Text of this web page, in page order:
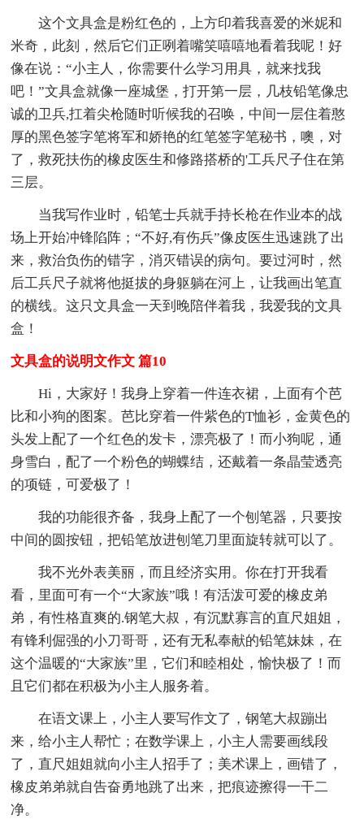
这个文具盒是粉红色的，上方印着我喜爱的米妮和
米奇，此刻，然后它们正咧着嘴笑嘻嘻地看着我呢！好
像在说：“小主人，你需要什么学习用具，就来找我
吧！”文具盒就像一座城堡，打开第一层，几枝铅笔像忠
诚的卫兵,扛着尖枪随时听候我的召唤，中间一层住着憨
厚的黑色签字笔将军和娇艳的红笔签字笔秘书，噢，对
了，救死扶伤的橡皮医生和修路搭桥的'工兵尺子住在第
三层。
当我写作业时，铅笔士兵就手持长枪在作业本的战
场上开始冲锋陷阵；“不好,有伤兵”像皮医生迅速跳了出
来，救治负伤的错字，消灭错误的病句。要过河时，然
后工兵尺子就将他挺拔的身躯躺在河上，让我画出笔直
的横线。这只文具盒一天到晚陪伴着我，我爱我的文具
盒！
文具盒的说明文作文 篇10
Hi，大家好！我身上穿着一件连衣裙，上面有个芭
比和小狗的图案。芭比穿着一件紫色的T恤衫，金黄色的
头发上配了一个红色的发卡，漂亮极了！而小狗呢，通
身雪白，配了一个粉色的蝴蝶结，还戴着一条晶莹透亮
的项链，可爱极了！
我的功能很齐备，我身上配了一个刨笔器，只要按
中间的圆按钮，把铅笔放进刨笔刀里面旋转就可以了。
我不光外表美丽，而且经济实用。你在打开我看
看，里面可有一个“大家族”哦！有活泼可爱的橡皮弟
弟，有性格直爽的.钢笔大叔，有沉默寡言的直尺姐姐，
有锋利倔强的小刀哥哥，还有无私奉献的铅笔妹妹，在
这个温暖的“大家族”里，它们和睦相处，愉快极了！而
且它们都在积极为小主人服务着。
在语文课上，小主人要写作文了，钢笔大叔蹦出
来，给小主人帮忙；在数学课上，小主人需要画线段
了，直尺姐姐就向小主人招手了；美术课上，画错了，
橡皮弟弟就自告奋勇地跳了出来，把痕迹擦得一干二
净。